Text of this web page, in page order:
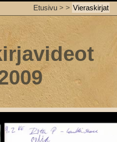
Etusivu>> Vieraskirjat